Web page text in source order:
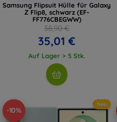
Samsung Flipsuit Hülle für Galaxy
Z Flip8, schwarz (EF-
FF776CBEGWW)
38,90 €
35,01 €
Auf Lager > 5 Stk.
-10%
Neu